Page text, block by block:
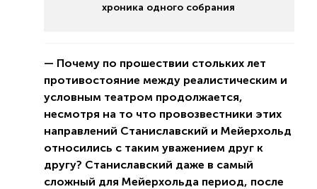
хроника одного собрания
— Почему по прошествии стольких лет
противостояние между реалистическим и
условным театром продолжается,
несмотря на то что провозвестники этих
направлений Станиславский и Мейерхольд
относились с таким уважением друг к
другу? Станиславский даже в самый
сложный для Мейерхольда период, после